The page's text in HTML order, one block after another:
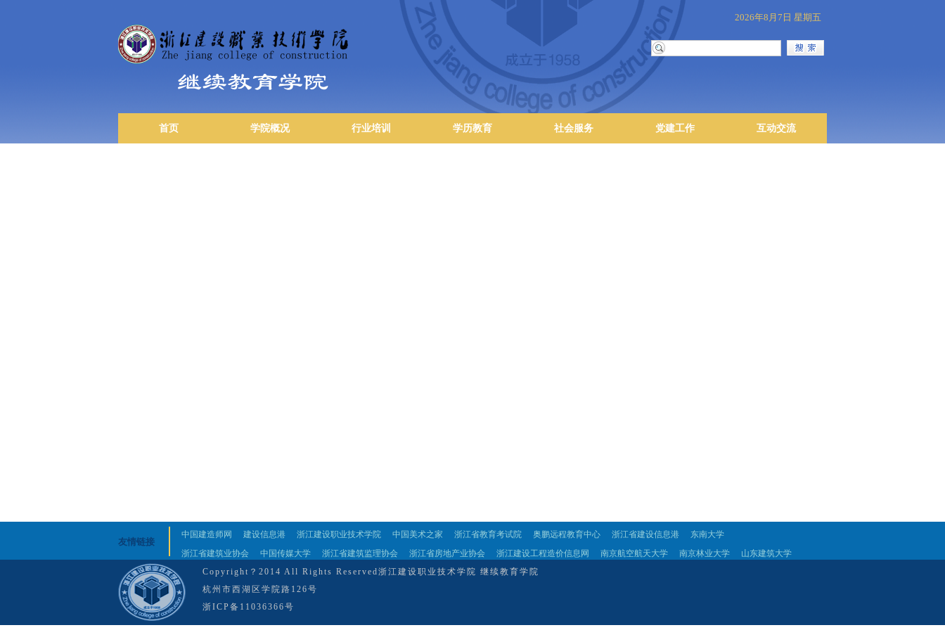
2026年8月7日 星期五
首页 学院概况 行业培训 学历教育 社会服务 党建工作 互动交流
友情链接
中国建造师网 建设信息港 浙江建设职业技术学院 中国美术之家 浙江省教育考试院 奥鹏远程教育中心 浙江省建设信息港
东南大学
浙江省建筑业协会
中国传媒大学 浙江省建筑监理协会 浙江省房地产业协会 浙江建设工程造价信息网 南京航空航天大学 南京林业大学
山东建筑大学
Copyright？2014 All Rights Reserved浙江建设职业技术学院 继续教育学院
杭州市西湖区学院路126号
浙ICP备11036366号